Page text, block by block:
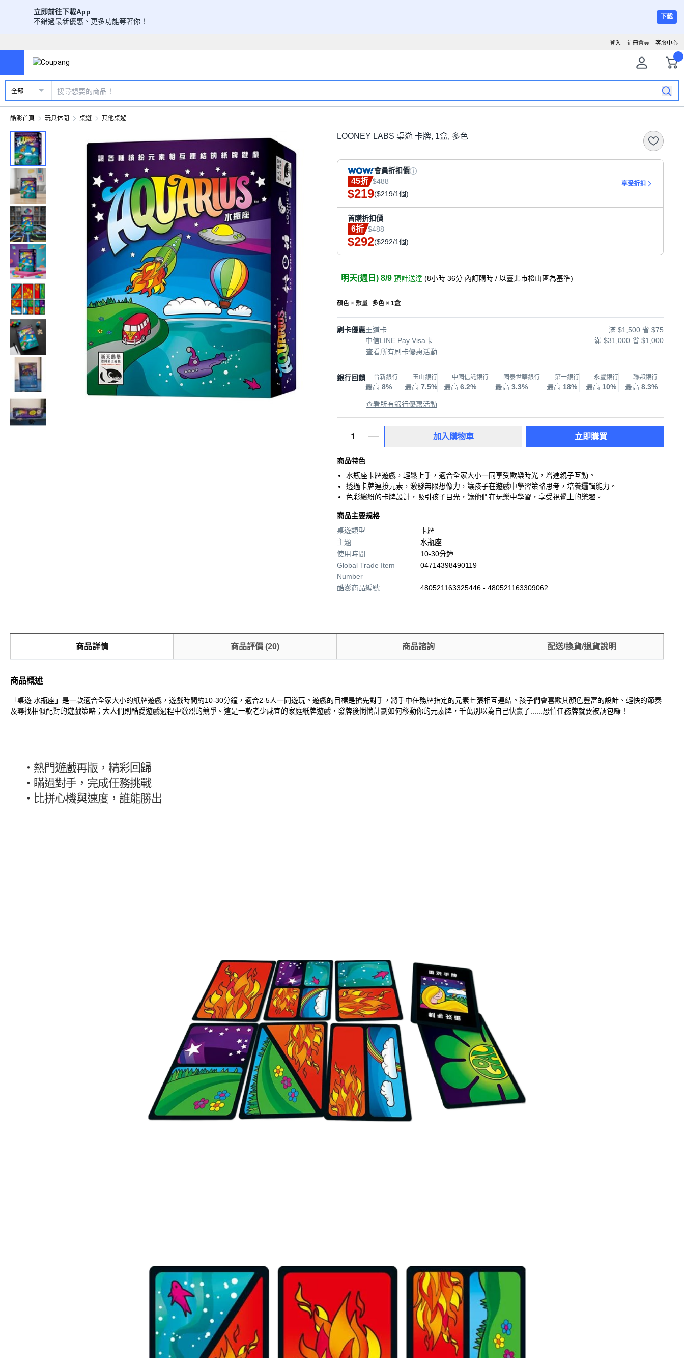
立即前往下載App
不錯過最新優惠、更多功能等著你！
下載
客服中心
註冊會員
登入
全部
酷澎首頁 玩具休閒 桌遊 其他桌遊
LOONEY LABS 桌遊 卡牌, 1盒, 多色
會員折扣價
45折 $488
$219($219/1個)
享受折扣
首購折扣價
6折 $488
$292($292/1個)
明天(週日) 8/9 預計送達 (8小時 36分 內訂購時 / 以臺北市松山區為基準)
顏色 × 數量: 多色 × 1盒
刷卡優惠王道卡
滿 $1,500 省 $75
中信LINE Pay Visa卡
滿 $31,000 省 $1,000
查看所有刷卡優惠活動
銀行回饋 台新銀行
最高 8%
玉山銀行
最高 7.5%
中國信託銀行
最高 6.2%
國泰世華銀行
最高 3.3%
第一銀行
最高 18%
永豐銀行
最高 10%
聯邦銀行
最高 8.3%
查看所有銀行優惠活動
加入購物車 立即購買
商品特色
水瓶座卡牌遊戲，輕鬆上手，適合全家大小一同享受歡樂時光，增進親子互動。
透過卡牌連接元素，激發無限想像力，讓孩子在遊戲中學習策略思考，培養邏輯能力。
色彩繽紛的卡牌設計，吸引孩子目光，讓他們在玩樂中學習，享受視覺上的樂趣。
商品主要規格
桌遊類型
卡牌
主題
水瓶座
使用時間
10-30分鐘
Global Trade Item
Number
04714398490119
酷澎商品編號 480521163325446 - 480521163309062
商品詳情 商品評價 (20) 商品諮詢 配送/換貨/退貨說明
商品概述
「桌遊 水瓶座」是一款適合全家大小的紙牌遊戲，遊戲時間約10-30分鐘，適合2-5人一同遊玩。遊戲的目標是搶先對手，將手中任務牌指定的元素七張相互連結。孩子們會喜歡其顏色豐富的設計、輕快的節奏
及尋找相似配對的遊戲策略；大人們則酷愛遊戲過程中激烈的競爭。這是一款老少咸宜的家庭紙牌遊戲，發牌後悄悄計劃如何移動你的元素牌，千萬別以為自己快贏了......恐怕任務牌就要被調包囉！
・ 熱門遊戲再版，精彩回歸
・ 瞞過對手，完成任務挑戰
・ 比拼心機與速度，誰能勝出